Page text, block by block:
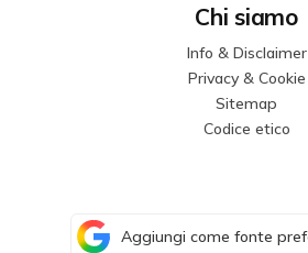
Chi siamo
Info & Disclaimer
Privacy & Cookie
Sitemap
Codice etico
Aggiungi come fonte